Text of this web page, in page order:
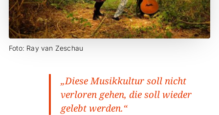
Foto: Ray van Zeschau
„Diese Musikkultur soll nicht
verloren gehen, die soll wieder
gelebt werden.“